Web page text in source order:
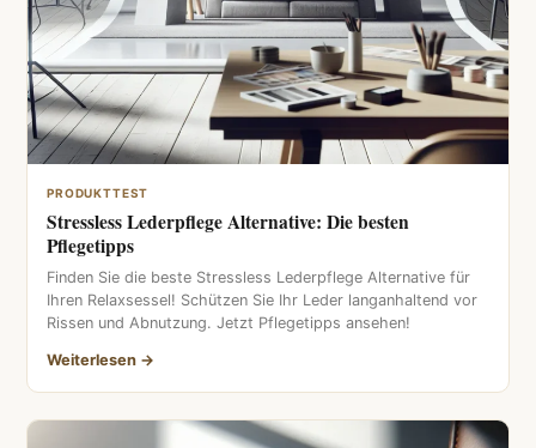
PRODUKTTEST
Stressless Lederpflege Alternative: Die besten
Pflegetipps
Finden Sie die beste Stressless Lederpflege Alternative für
Ihren Relaxsessel! Schützen Sie Ihr Leder langanhaltend vor
Rissen und Abnutzung. Jetzt Pflegetipps ansehen!
Weiterlesen →